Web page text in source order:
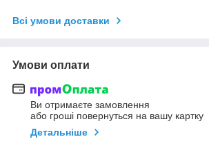
Всі умови доставки
Умови оплати
Ви отримаєте замовлення
або гроші повернуться на вашу картку
Детальніше